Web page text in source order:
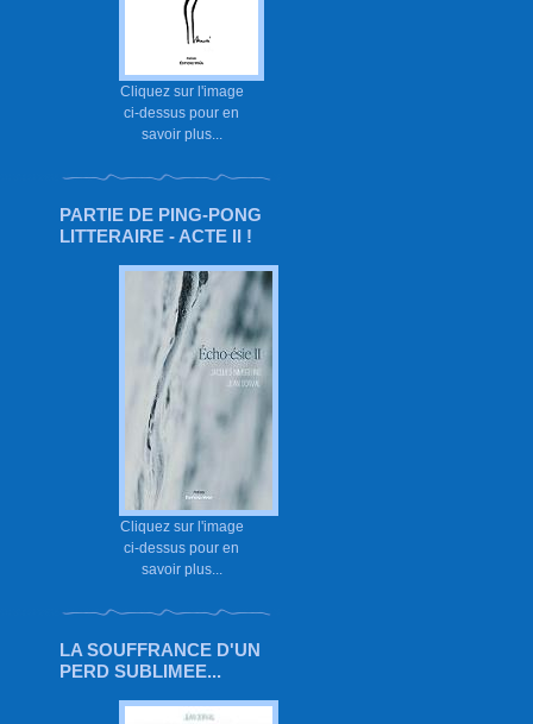
Cliquez sur l'image
ci-dessus pour en
savoir plus...
PARTIE DE PING-PONG
LITTERAIRE - ACTE II !
Cliquez sur l'image
ci-dessus pour en
savoir plus...
LA SOUFFRANCE D'UN
PERD SUBLIMEE...